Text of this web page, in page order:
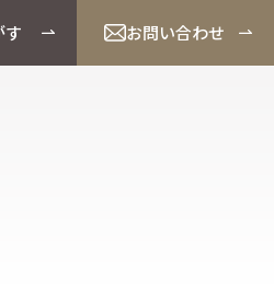
す お問い合わせ